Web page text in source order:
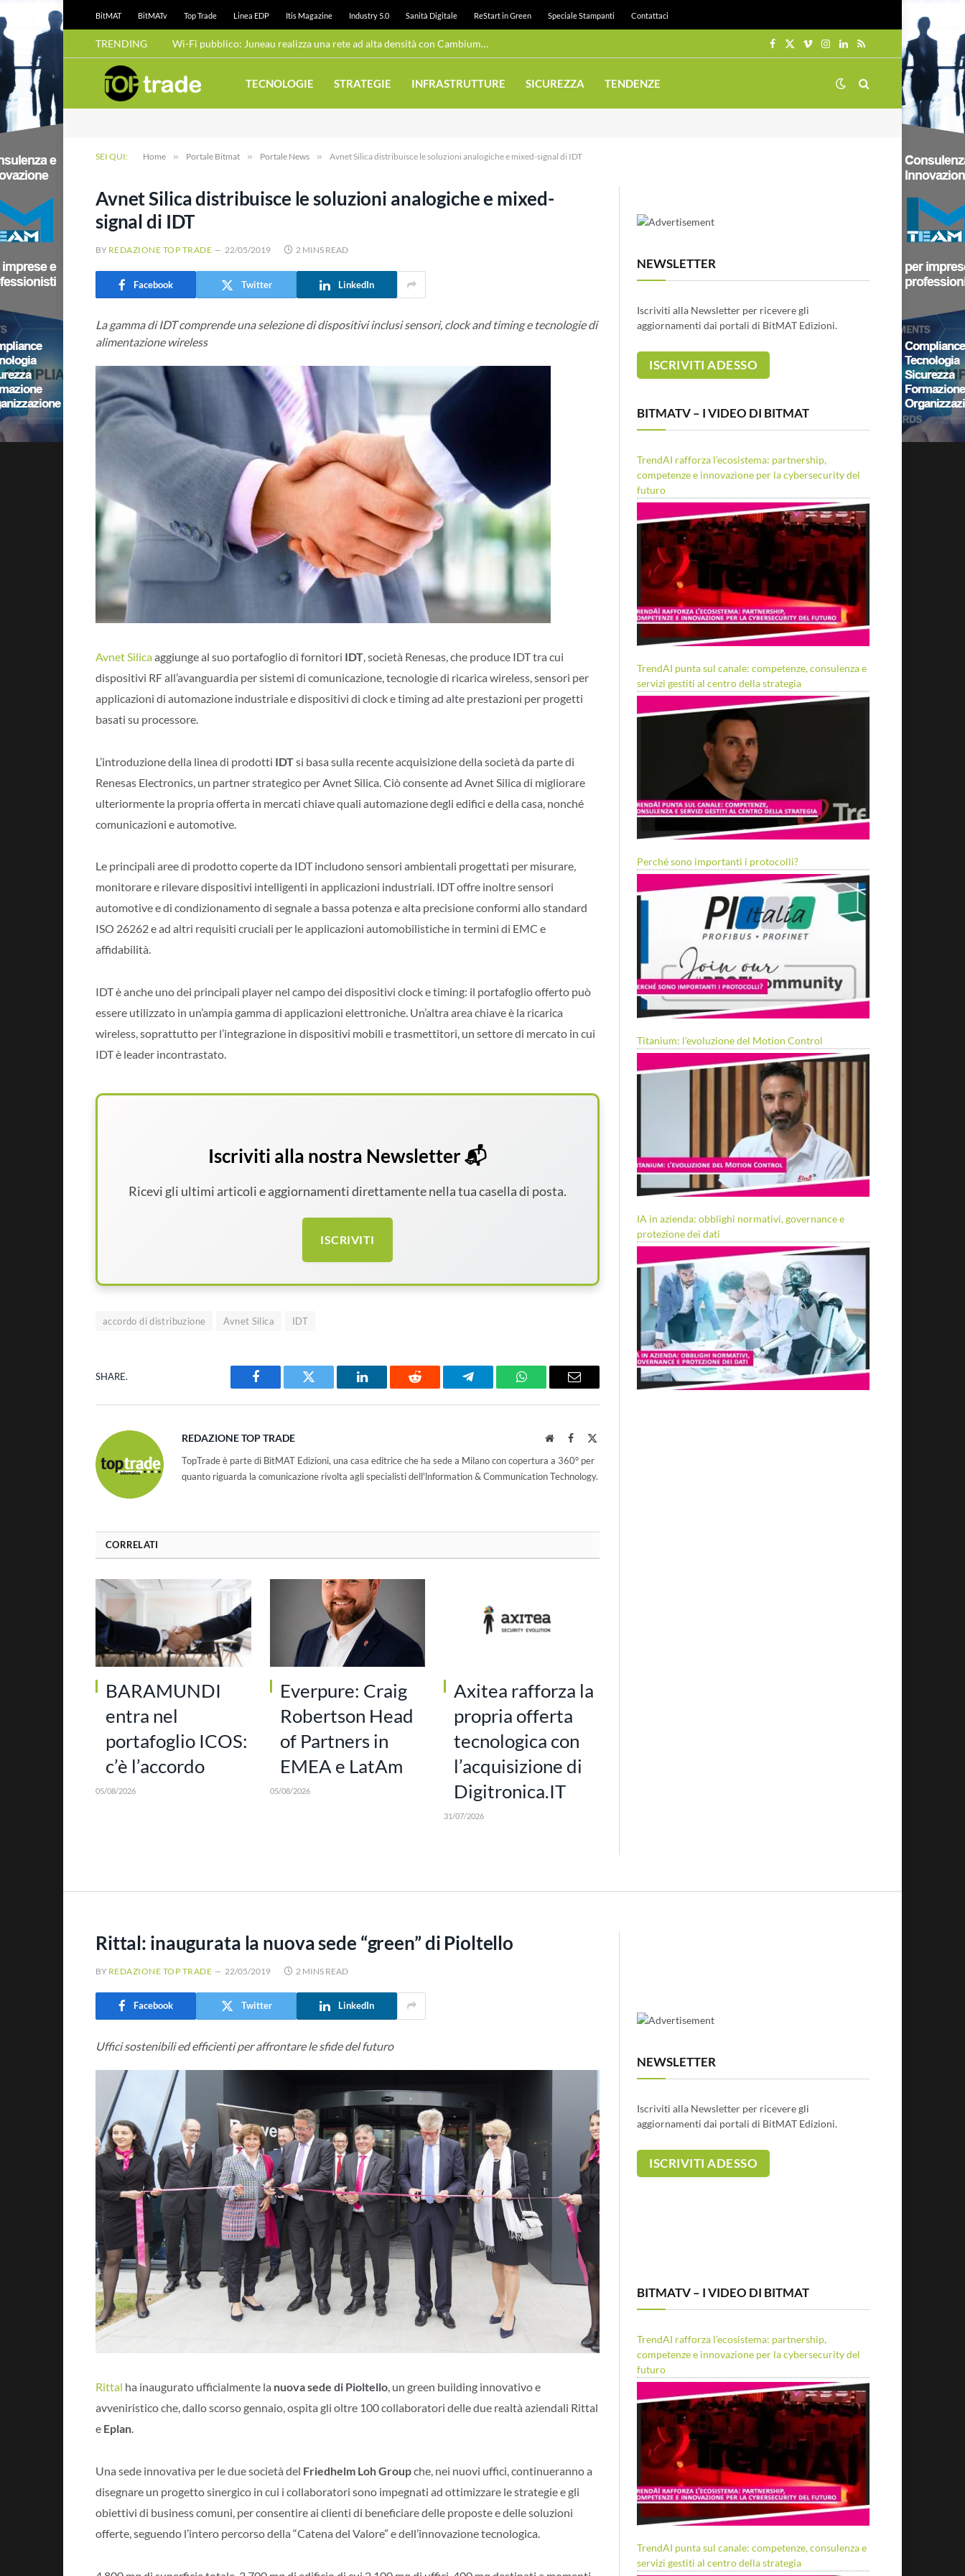
BitMAT BitMATv Top Trade Linea EDP Itis Magazine Industry 5.0 Sanità Digitale ReStart in Green Speciale Stampanti Contattaci
TRENDING Wi-Fi pubblico: Juneau realizza una rete ad alta densità con Cambium Networks
Facebook
X
VimeoInstagram
LinkedIn
RSS
TECNOLOGIE STRATEGIE INFRASTRUTTURE SICUREZZA TENDENZE
SEI QUI: Home » Portale Bitmat » Portale News » Avnet Silica distribuisce le soluzioni analogiche e mixed-signal di IDT
Avnet Silica distribuisce le soluzioni analogiche e mixed-
signal di IDT
BY REDAZIONE TOP TRADE 22/05/2019 2 MINS READ
Facebook Twitter LinkedIn
La gamma di IDT comprende una selezione di dispositivi inclusi sensori, clock and timing e tecnologie di
alimentazione wireless
Avnet Silicaaggiunge al suo portafoglio di fornitori IDT, società Renesas, che produce IDT tra cui
dispositivi RF all’avanguardia per sistemi di comunicazione, tecnologie di ricarica wireless, sensori per
applicazioni di automazione industriale e dispositivi di clock e timing ad alte prestazioni per progetti
basati su processore.
L’introduzione della linea di prodotti IDTsi basa sulla recente acquisizione della società da parte di
Renesas Electronics, un partner strategico per Avnet Silica. Ciò consente ad Avnet Silica di migliorare
ulteriormente la propria offerta in mercati chiave quali automazione degli edifici e della casa, nonché
comunicazioni e automotive.
Le principali aree di prodotto coperte da IDT includono sensori ambientali progettati per misurare,
monitorare e rilevare dispositivi intelligenti in applicazioni industriali. IDT offre inoltre sensori
automotive e di condizionamento di segnale a bassa potenza e alta precisione conformi allo standard
ISO 26262 e ad altri requisiti cruciali per le applicazioni automobilistiche in termini di EMC e
affidabilità.
IDT è anche uno dei principali player nel campo dei dispositivi clock e timing: il portafoglio offerto può
essere utilizzato in un’ampia gamma di applicazioni elettroniche. Un’altra area chiave è la ricarica
wireless, soprattutto per l’integrazione in dispositivi mobili e trasmettitori, un settore di mercato in cui
IDT è leader incontrastato.
Iscriviti alla nostra Newsletter 📬
Ricevi gli ultimi articoli e aggiornamenti direttamente nella tua casella di posta.
ISCRIVITI
accordo di distribuzione Avnet Silica IDT
SHARE.
Facebook Twitter LinkedIn Reddit Telegram WhatsAppEmail
REDAZIONE TOP TRADE WebsiteFacebook
TopTrade è parte di BitMAT Edizioni, una casa editrice che ha sede a Milano con copertura a 360° per
quanto riguarda la comunicazione rivolta agli specialisti dell'lnformation & Communication Technology.
CORRELATI
BARAMUNDI
entra nel
portafoglio ICOS:
c’è l’accordo
05/08/2026
Everpure: Craig
Robertson Head
of Partners in
EMEA e LatAm
05/08/2026
Axitea rafforza la
propria offerta
tecnologica con
l’acquisizione di
Digitronica.IT
31/07/2026
NEWSLETTER
Iscriviti alla Newsletter per ricevere gli
aggiornamenti dai portali di BitMAT Edizioni.
BITMATV – I VIDEO DI BITMAT
TrendAI rafforza l’ecosistema: partnership,
competenze e innovazione per la cybersecurity del
futuro
TrendAI punta sul canale: competenze, consulenza e
servizi gestiti al centro della strategia
Perché sono importanti i protocolli?
Titanium: l’evoluzione del Motion Control
IA in azienda: obblighi normativi, governance e
protezione dei dati
Rittal: inaugurata la nuova sede “green” di Pioltello
BY REDAZIONE TOP TRADE 22/05/2019 2 MINS READ
Facebook Twitter LinkedIn
Uffici sostenibili ed efficienti per affrontare le sfide del futuro
Rittal ha inaugurato ufficialmente la nuova sede di Pioltello, un green building innovativo e
avveniristico che, dallo scorso gennaio, ospita gli oltre 100 collaboratori delle due realtà aziendali Rittal
e Eplan.
Una sede innovativa per le due società del Friedhelm Loh Groupche, nei nuovi uffici, continueranno a
disegnare un progetto sinergico in cui i collaboratori sono impegnati ad ottimizzare le strategie e gli
obiettivi di business comuni, per consentire ai clienti di beneficiare delle proposte e delle soluzioni
offerte, seguendo l’intero percorso della “Catena del Valore” e dell’innovazione tecnologica.
NEWSLETTER
Iscriviti alla Newsletter per ricevere gli
aggiornamenti dai portali di BitMAT Edizioni.
BITMATV – I VIDEO DI BITMAT
TrendAI rafforza l’ecosistema: partnership,
competenze e innovazione per la cybersecurity del
futuro
TrendAI punta sul canale: competenze, consulenza e
servizi gestiti al centro della strategia